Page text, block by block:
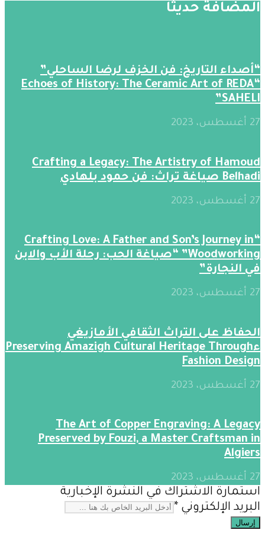
المضافة حديثََا
“أصداء التاريخ: فن الخزف لرضا الساحلي”
“Echoes of History: The Ceramic Art of REDA
SAHELI”
27 أغسطس، 2023
Crafting a Legacy: The Artistry of Hamoud
Belhadi صياغة تراث: فن حمود بلهادي
27 أغسطس، 2023
“Crafting Love: A Father and Son’s Journey in
Woodworking” “صياغة الحب: رحلة الأب والابن
في النجارة”
27 أغسطس، 2023
الحفاظ على التراث الثقافي الأمازيغي
ءPreserving Amazigh Cultural Heritage Through
Fashion Design
27 أغسطس، 2023
The Art of Copper Engraving: A Legacy
Preserved by Fouzi, a Master Craftsman in
Algiers
27 أغسطس، 2023
استمارة الاشتراك في النشرة الإخبارية
البريد الإلكتروني *
إرسال